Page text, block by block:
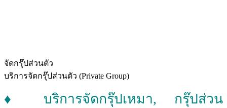
จัดกรุ๊ปส่วนตัว
บริการจัดกรุ๊ปส่วนตัว (Private Group)
♦ บริการจัดกรุ๊ปเหมา, กรุ๊ปส่วน